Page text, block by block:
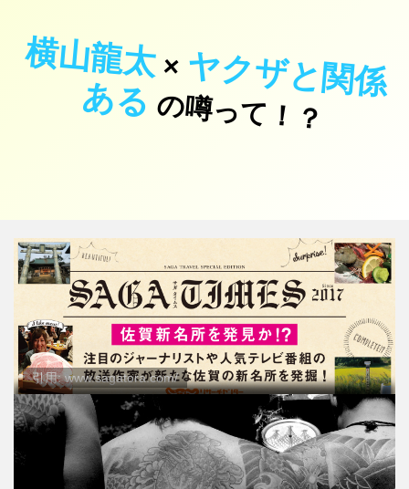
横山龍太× ヤ
ク
ザ
と
関
係
あ
る の噂って！？
引用: www.sagatora.com/